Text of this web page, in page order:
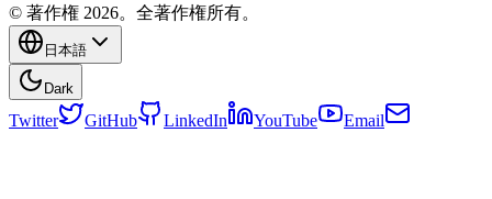
© 著作権 2026。全著作権所有。
日本語
Dark
Twitter GitHub LinkedIn YouTube Email